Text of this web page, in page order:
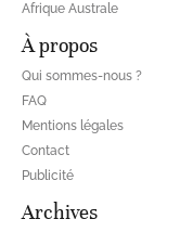
Afrique Australe
À propos
Qui sommes-nous ?
FAQ
Mentions légales
Contact
Publicité
Archives